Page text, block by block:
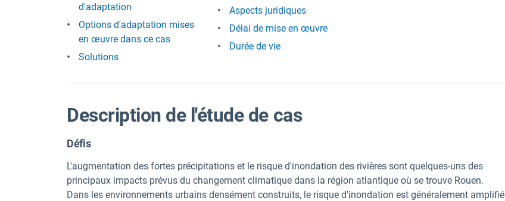
d'adaptation
Options d'adaptation mises
en œuvre dans ce cas
Solutions
Aspects juridiques
Délai de mise en œuvre
Durée de vie
Description de l'étude de cas
Défis
L'augmentation des fortes précipitations et le risque d'inondation des rivières sont quelques-uns des
principaux impacts prévus du changement climatique dans la région atlantique où se trouve Rouen.
Dans les environnements urbains densément construits, le risque d'inondation est généralement amplifié